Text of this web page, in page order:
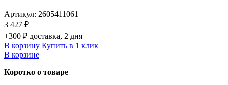
Артикул: 2605411061
3 427 ₽
+300 ₽ доставка, 2 дня
В корзину Купить в 1 клик
В корзине
Коротко о товаре